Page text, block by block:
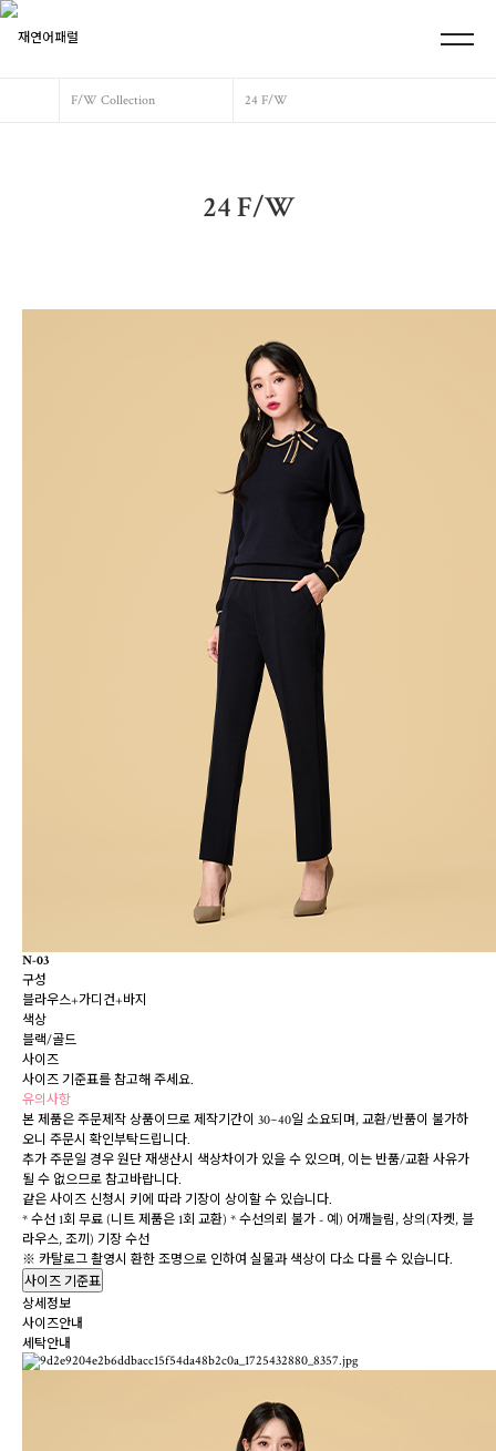
F/W Collection 24 F/W
24 F/W
N-03
구성
블라우스+가디건+바지
색상
블랙/골드
사이즈
사이즈 기준표를 참고해 주세요.
유의사항
본 제품은 주문제작 상품이므로 제작기간이 30~40일 소요되며, 교환/반품이 불가하
오니 주문시 확인부탁드립니다.
추가 주문일 경우 원단 재생산시 색상차이가 있을 수 있으며, 이는 반품/교환 사유가
될 수 없으므로 참고바랍니다.
같은 사이즈 신청시 키에 따라 기장이 상이할 수 있습니다.
* 수선 1회 무료 (니트 제품은 1회 교환) * 수선의뢰 불가 - 예) 어깨늘림, 상의(자켓, 블
라우스, 조끼) 기장 수선
※ 카탈로그 촬영시 환한 조명으로 인하여 실물과 색상이 다소 다를 수 있습니다.
사이즈 기준표
상세정보
사이즈안내
세탁안내